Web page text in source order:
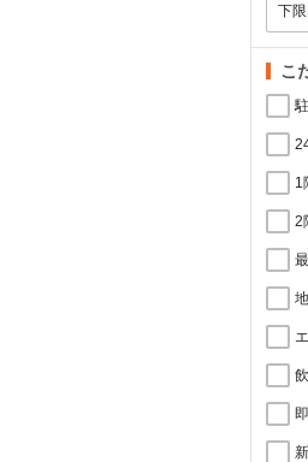
こ
1
2